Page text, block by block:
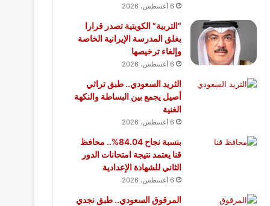
6 أغسطس، 2026
“التربية” الكويتية تصدر قرارا
بغلق المدرسة الإيرانية الخاصة
وإلغاء ترخيصها
6 أغسطس، 2026
الثريد السعودي.. طبق تراثي
أصيل يجمع بين البساطة والنكهة
الغنية
6 أغسطس، 2026
بنسبة نجاح 84.04%.. محافظ
قنا يعتمد نتيجة امتحانات الدور
الثاني للشهادة الإعدادية
6 أغسطس، 2026
المرقوق السعودي.. طبق نجدي